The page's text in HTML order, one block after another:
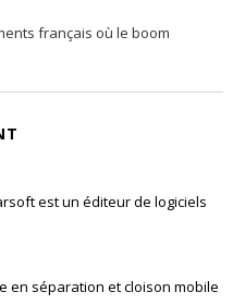
français où le boom
est un éditeur de logiciels
en séparation et cloison mobile